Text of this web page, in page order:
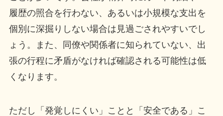
履歴の照合を行わない、あるいは小規模な支出を
個別に深掘りしない場合は見過ごされやすいでし
ょう。また、同僚や関係者に知られていない、出
張の行程に矛盾がなければ確認される可能性は低
くなります。
ただし「発覚しにくい」ことと「安全である」こ